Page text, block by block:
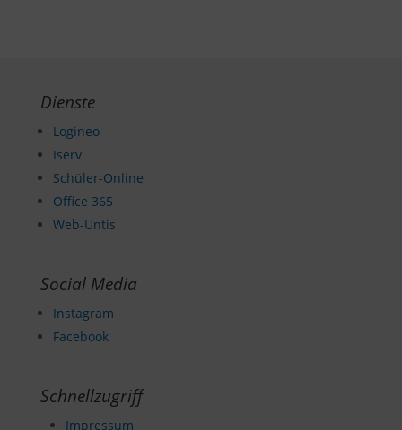
Dienste
Logineo
Iserv
Schüler-Online
Office 365
Web-Untis
Social Media
Instagram
Facebook
Schnellzugriff
Impressum